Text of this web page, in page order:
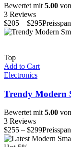
Bewertet mit 5.00
3 Reviews
$205 – $295
Top
Add to Cart
Electronics
Trendy Modern
Bewertet mit5.00
3 Reviews
$255 – $299